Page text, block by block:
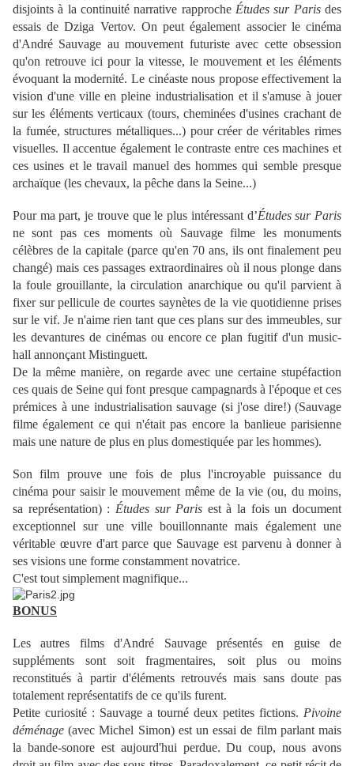
disjoints à la continuité narrative rapproche Études sur Parisdes
essais de Dziga Vertov. On peut également associer le cinéma
d'André Sauvage au mouvement futuriste avec cette obsession
qu'on retrouve ici pour la vitesse, le mouvement et les éléments
évoquant la modernité. Le cinéaste nous propose effectivement la
vision d'une ville en pleine industrialisation et il s'amuse à jouer
sur les éléments verticaux (tours, cheminées d'usines crachant de
la fumée, structures métalliques...) pour créer de véritables rimes
visuelles. Il accentue également le contraste entre ces machines et
ces usines et le travail manuel des hommes qui semble presque
archaïque (les chevaux, la pêche dans la Seine...)
Pour ma part, je trouve que le plus intéressant d’Études sur Paris
ne sont pas ces moments où Sauvage filme les monuments
célèbres de la capitale (parce qu'en 70 ans, ils ont finalement peu
changé) mais ces passages extraordinaires où il nous plonge dans
la foule grouillante, la circulation anarchique ou qu'il parvient à
fixer sur pellicule de courtes saynètes de la vie quotidienne prises
sur le vif. Je n'aime rien tant que ces plans sur des immeubles, sur
les devantures de cinémas ou encore ce plan fugitif d'un music-
hall annonçant Mistinguett.
De la même manière, on regarde avec une certaine stupéfaction
ces quais de Seine qui font presque campagnards à l'époque et ces
prémices à une industrialisation sauvage (si j'ose dire!) (Sauvage
filme également ce qui n'était pas encore la banlieue parisienne
mais une nature de plus en plus domestiquée par les hommes).
Son film prouve une fois de plus l'incroyable puissance du
cinéma pour saisir le mouvement même de la vie (ou, du moins,
sa représentation) : Études sur Paris est à la fois un document
exceptionnel sur une ville bouillonnante mais également une
véritable œuvre d'art parce que Sauvage est parvenu à donner à
ses visions une forme constamment novatrice.
C'est tout simplement magnifique...
BONUS
Les autres films d'André Sauvage présentés en guise de
suppléments sont soit fragmentaires, soit plus ou moins
reconstitués à partir d'éléments retrouvés mais sans doute pas
totalement représentatifs de ce qu'ils furent.
Petite curiosité : Sauvage a tourné deux petites fictions. Pivoine
déménage (avec Michel Simon) est un essai de film parlant mais
la bande-sonore est aujourd'hui perdue. Du coup, nous avons